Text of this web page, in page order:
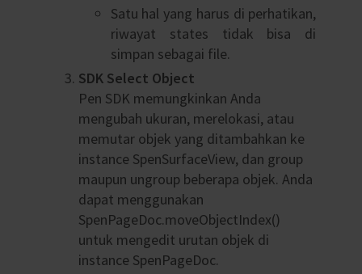
Satu hal yang harus di perhatikan,
riwayat states tidak bisa di
simpan sebagai file.
SDK Select Object
Pen SDK memungkinkan Anda
mengubah ukuran, merelokasi, atau
memutar objek yang ditambahkan ke
instance SpenSurfaceView, dan group
maupun ungroup beberapa objek. Anda
dapat menggunakan
SpenPageDoc.moveObjectIndex()
untuk mengedit urutan objek di
instance SpenPageDoc.